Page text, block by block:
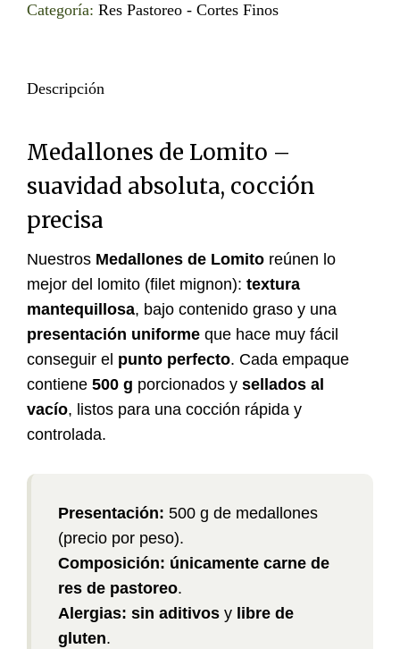
Categoría: Res Pastoreo - Cortes Finos
Descripción
Medallones de Lomito –
suavidad absoluta, cocción
precisa
Nuestros Medallones de Lomito reúnen lo
mejor del lomito (filet mignon): textura
mantequillosa, bajo contenido graso y una
presentación uniforme que hace muy fácil
conseguir el punto perfecto. Cada empaque
contiene 500 g porcionados y sellados al
vacío, listos para una cocción rápida y
controlada.
Presentación: 500 g de medallones
(precio por peso).
Composición: únicamente carne de
res de pastoreo.
Alergias: sin aditivos y libre de
gluten.